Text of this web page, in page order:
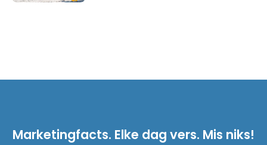
Marketingfacts. Elke dag vers. Mis niks!